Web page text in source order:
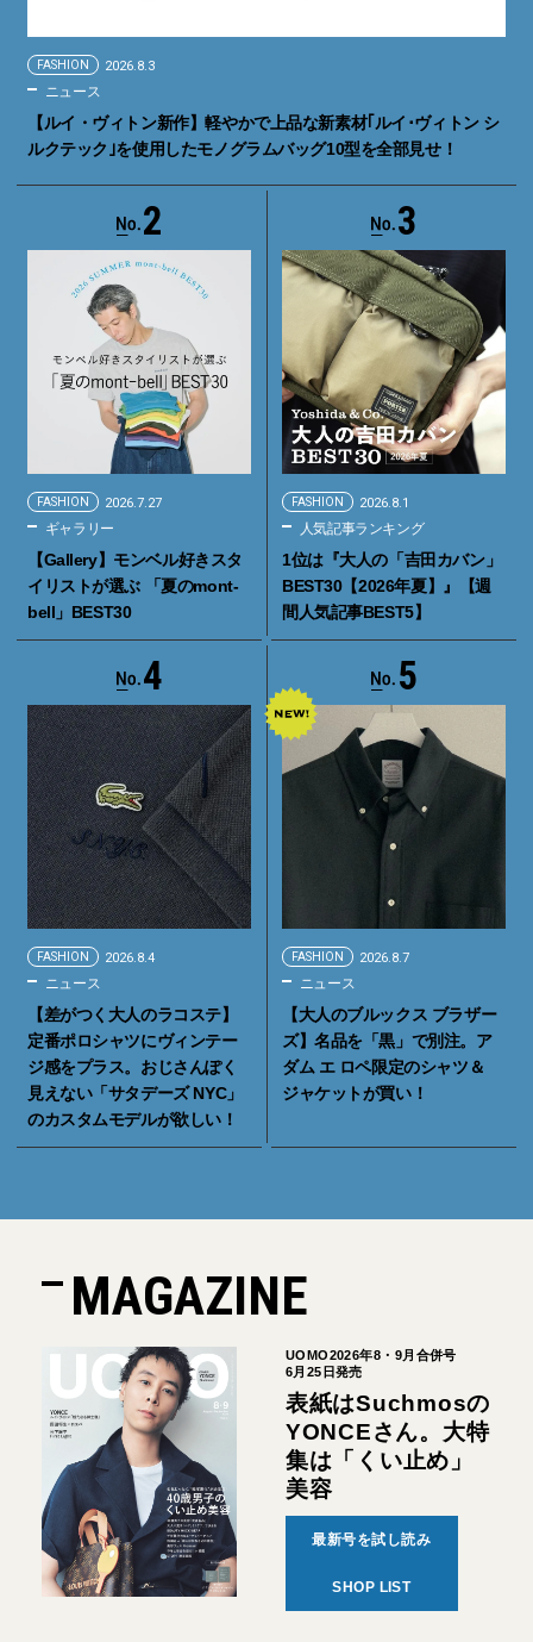
FASHION 2026.8.3
ニュース
【ルイ・ヴィトン新作】軽やかで上品な新素材｢ルイ･ヴィトン シ
ルクテック｣を使用したモノグラムバッグ10型を全部見せ！
2
FASHION 2026.7.27
ギャラリー
【Gallery】モンベル好きスタ
イリストが選ぶ 「夏のmont-
bell」BEST30
3
FASHION 2026.8.1
人気記事ランキング
1位は『大人の「吉田カバン」
BEST30【2026年夏】』【週
間人気記事BEST5】
4
FASHION 2026.8.4
ニュース
【差がつく大人のラコステ】
定番ポロシャツにヴィンテー
ジ感をプラス。おじさんぽく
見えない「サタデーズ NYC」
のカスタムモデルが欲しい！
5
FASHION 2026.8.7
ニュース
【大人のブルックス ブラザー
ズ】名品を「黒」で別注。ア
ダム エ ロペ限定のシャツ＆
ジャケットが買い！
MAGAZINE
UOMO2026年8・9月合併号
6月25日発売
表紙はSuchmosの
YONCEさん。大特
集は「くい止め」
美容
最新号を試し読み
SHOP LIST